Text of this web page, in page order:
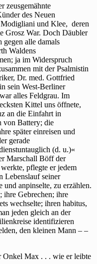
zeusgemähnte
des Neuen
Modigliani und Klee, deren
Grosz War. Doch Däubler
gegen alle damals
Waldens
ja im Widerspruch
mit der Psalmistin
Dr. med. Gottfried
sein West-Berliner
alles Feldgrau. Im
Kittel uns öffnete,
an die Einfahrt in
von Battery; die
später einreisen und
gerade
(d. u.)«
Marschall Böff der
pflegte er jedem
Lebenslauf seiner
und anpinselte, zu erzählen.
ihre Gebrechen; ihre
wechselte; ihren habitus,
jeden gleich an der
identifizieren
den kleinen Mann – –
Onkel Max . . . wie er leibte